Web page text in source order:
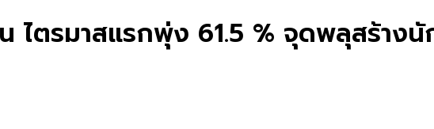
ไตรมาสแรกพุ่ง 61.5 % จุดพลุสร้างนั